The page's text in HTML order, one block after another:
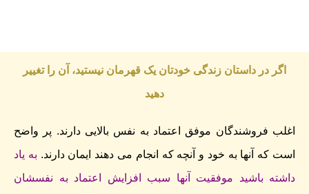
اگر در داستان زندگی خودتان یک قهرمان نیستید، ‌آن را تغییر
دهید
اغلب فروشندگان موفق اعتماد به نفس بالایی دارند. پر واضح
است که آنها به خود و آنچه که انجام می دهند ایمان دارند. به یاد
داشته باشید موفقیت آنها سبب افزایش اعتماد به نفسشان